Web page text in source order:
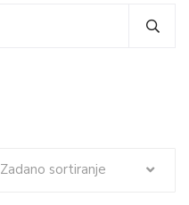
Zadano sortiranje